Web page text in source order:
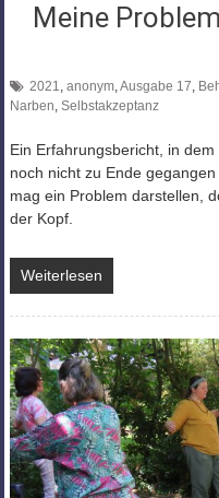
Meine
2021, anonym,Ausgabe 17,
Narben, Selbstakzeptanz
Ein Erfahrungsbericht, in
noch nicht zu Ende
mag ein Problem darstellen,
der Kopf.
Weiterlesen